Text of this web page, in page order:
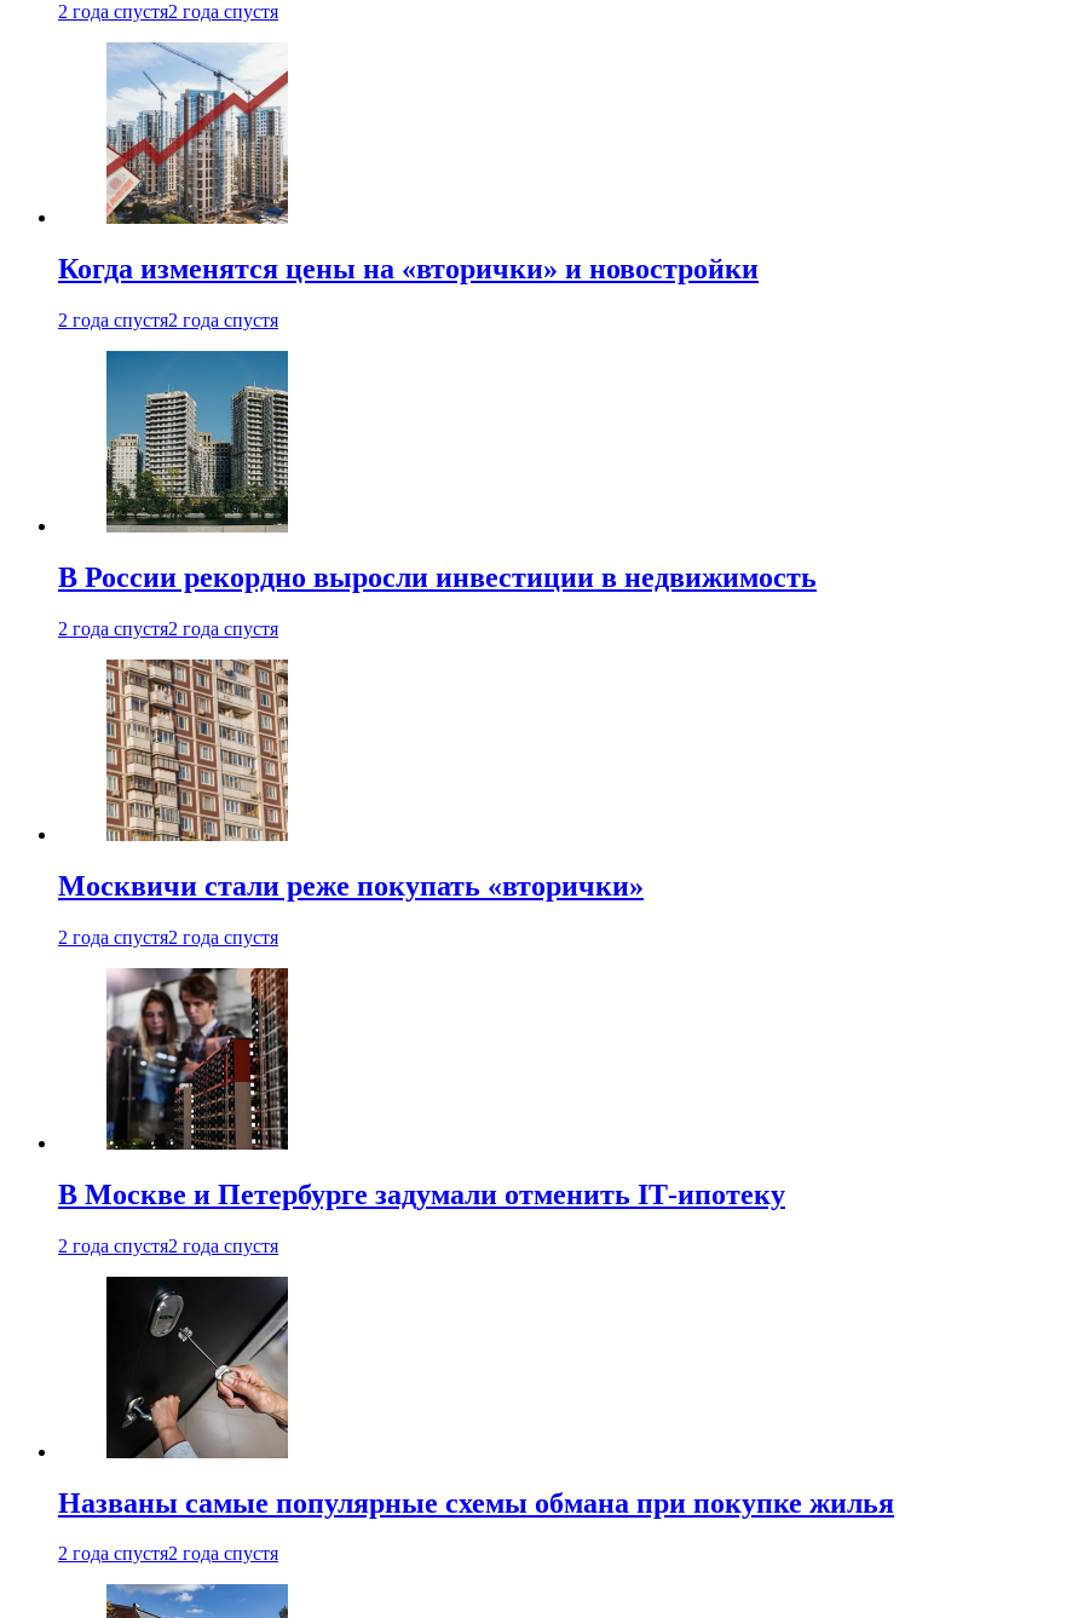
2 года спустя2 года спустя
Когда изменятся цены на «вторички» и новостройки
2 года спустя2 года спустя
В России рекордно выросли инвестиции в недвижимость
2 года спустя2 года спустя
Москвичи стали реже покупать «вторички»
2 года спустя2 года спустя
В Москве и Петербурге задумали отменить IТ-ипотеку
2 года спустя2 года спустя
Названы самые популярные схемы обмана при покупке жилья
2 года спустя2 года спустя